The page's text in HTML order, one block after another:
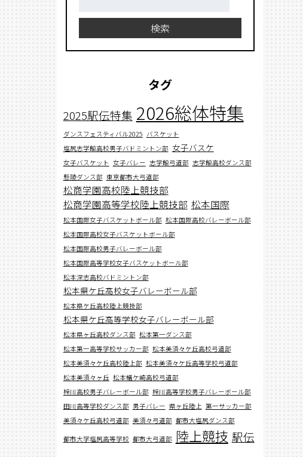
検索
タグ
2025駅伝特集 2026総体特集
ダンスフェスティバル2025 バスケット
塩尻志学館高校男子バドミントン部 女子バスケ
女子バスケット 女子バレー 志学館弓道部 志学館高校ダンス部
懸陵ダンス部 東京都市大弓道部
松商学園高校陸上競技部
松商学園高等学校陸上競技部 松本国際
松本国際女子バスケットボール部 松本国際高校バレーボール部
松本国際高校女子バスケットボール部
松本国際高校男子バレーボール部
松本国際高等学校女子バスケットボール部
松本深志高校バドミントン部
松本県ケ丘高校女子バレーボール部
松本県ケ丘高校陸上競技部
松本県ケ丘高等学校女子バレーボール部
松本県ヶ丘高校ダンス部 松本第一ダンス部
松本第一高等学校サッカー部 松本美須々ケ丘高校弓道部
松本美須々ケ丘高校陸上部 松本美須々ケ丘高等学校弓道部
松本美須々ヶ丘 松本蟻ケ崎高校弓道部
梓川高校男子バレーボール部 梓川高等学校男子バレーボール部
田川高等学校ダンス部 男子バレー 県ヶ丘陸上 第一サッカー部
美須々ケ丘高校弓道部 美須々弓道部 都市大塩尻ダンス部
都市大学塩尻高等学校 都市大弓道部 陸上競技 駅伝